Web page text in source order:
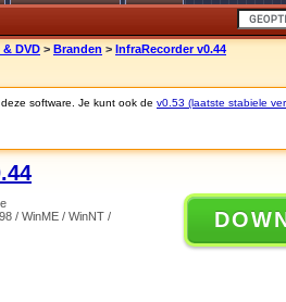
& DVD > Branden > InfraRecorder v0.44
software. Je kunt ook de v0.53 (laatste stabiele
/ WinME / WinNT /